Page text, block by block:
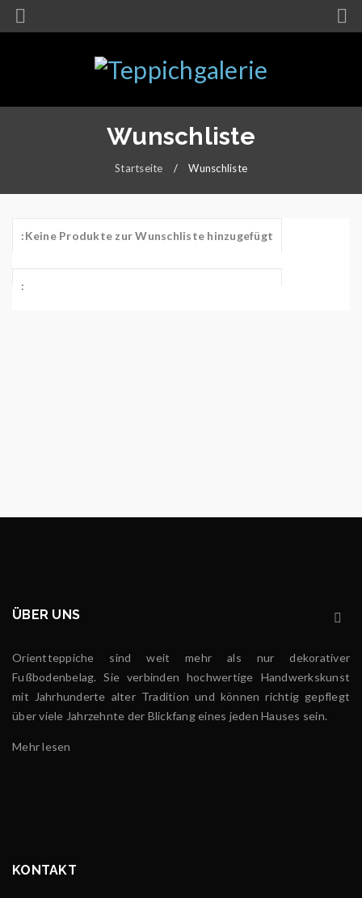
Wunschliste
Startseite / Wunschliste
Keine Produkte zur Wunschliste hinzugefügt
ÜBER UNS
Orientteppiche sind weit mehr als nur dekorativer
Fußbodenbelag. Sie verbinden hochwertige Handwerkskunst
mit Jahrhunderte alter Tradition und können richtig gepflegt
über viele Jahrzehnte der Blickfang eines jeden Hauses sein.
Mehr lesen
KONTAKT